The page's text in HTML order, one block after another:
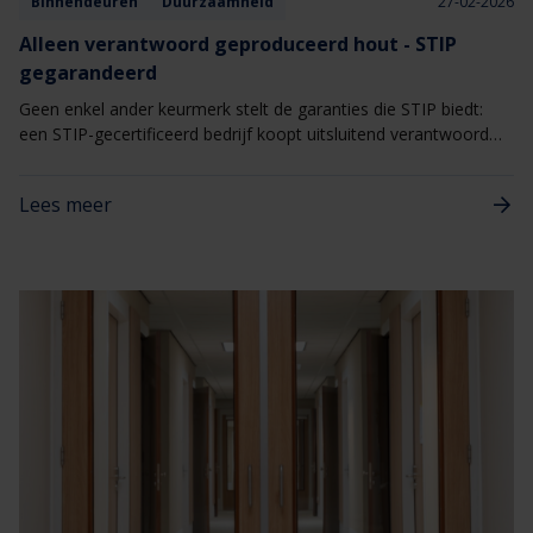
Alleen verantwoord geproduceerd hout - STIP
gegarandeerd
Geen enkel ander keurmerk stelt de garanties die STIP biedt:
een STIP-gecertificeerd bedrijf koopt uitsluitend verantwoord
Lees meer